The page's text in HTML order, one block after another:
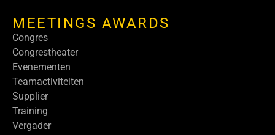
MEETINGS AWARDS
Congres
Congrestheater
Evenementen
Teamactiviteiten
Supplier
Training
Vergader